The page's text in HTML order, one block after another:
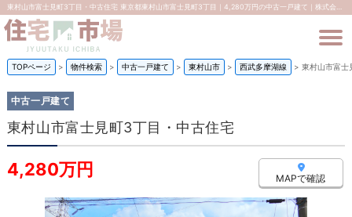
TOPページ > 物件検索 > 中古一戸建て > 東村山市 > 西武多摩湖線 > 東村山市富士
中古一戸建て
東村山市富士見町3丁目・中古住宅
4,280万円 MAPで確認